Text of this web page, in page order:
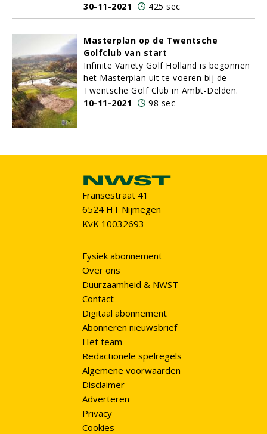
30-11-2021
425 sec
Masterplan op de Twentsche
Golfclub van start
Infinite Variety Golf Holland is begonnen
het Masterplan uit te voeren bij de
Twentsche Golf Club in Ambt-Delden.
10-11-2021
98 sec
Fransestraat 41
6524 HT Nijmegen
KvK 10032693
Fysiek abonnement
Over ons
Duurzaamheid & NWST
Contact
Digitaal abonnement
Abonneren nieuwsbrief
Het team
Redactionele spelregels
Algemene voorwaarden
Disclaimer
Adverteren
Privacy
Cookies